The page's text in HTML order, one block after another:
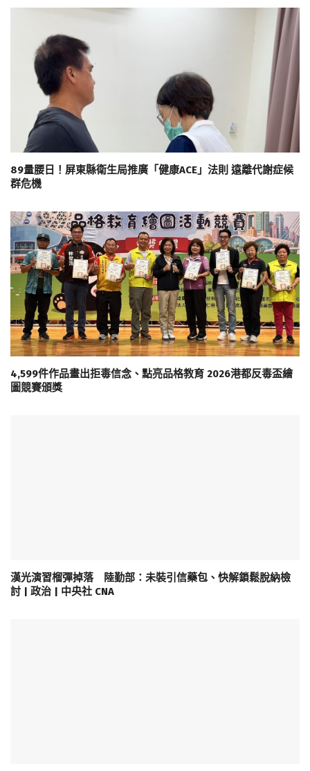
89量腰日！屏東縣衛生局推廣「健康ACE」法則 遠離代謝症候
群危機
4,599件作品畫出拒毒信念、點亮品格教育 2026港都反毒盃繪
圖競賽頒獎
漢光演習榴彈掉落 陸勤部：未裝引信藥包、快解鎖鬆脫納檢
討 | 政治 | 中央社 CNA